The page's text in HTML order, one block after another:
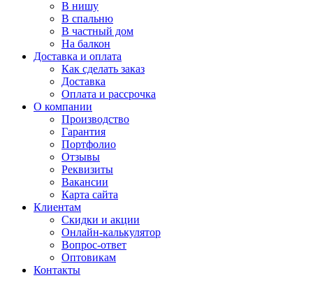
В нишу
В спальню
В частный дом
На балкон
Доставка и оплата
Как сделать заказ
Доставка
Оплата и рассрочка
О компании
Производство
Гарантия
Портфолио
Отзывы
Реквизиты
Вакансии
Карта сайта
Клиентам
Скидки и акции
Онлайн-калькулятор
Вопрос-ответ
Оптовикам
Контакты